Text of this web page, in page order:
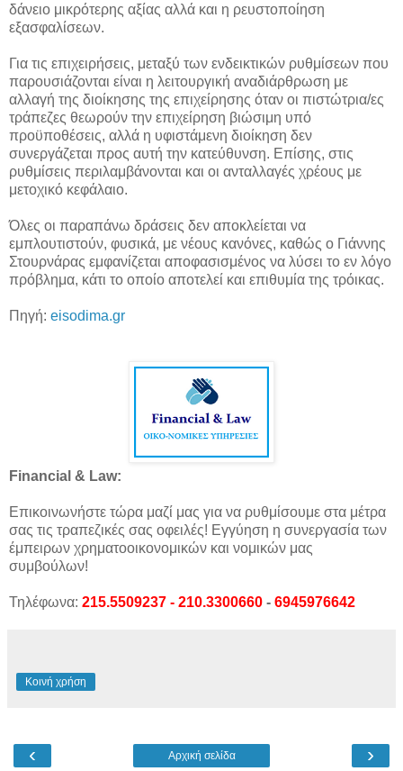
δάνειο μικρότερης αξίας αλλά και η ρευστοποίηση
εξασφαλίσεων.
Για τις επιχειρήσεις, μεταξύ των ενδεικτικών ρυθμίσεων που
παρουσιάζονται είναι η λειτουργική αναδιάρθρωση με
αλλαγή της διοίκησης της επιχείρησης όταν οι πιστώτρια/ες
τράπεζες θεωρούν την επιχείρηση βιώσιμη υπό
προϋποθέσεις, αλλά η υφιστάμενη διοίκηση δεν
συνεργάζεται προς αυτή την κατεύθυνση. Επίσης, στις
ρυθμίσεις περιλαμβάνονται και οι ανταλλαγές χρέους με
μετοχικό κεφάλαιο.
Όλες οι παραπάνω δράσεις δεν αποκλείεται να
εμπλουτιστούν, φυσικά, με νέους κανόνες, καθώς ο Γιάννης
Στουρνάρας εμφανίζεται αποφασισμένος να λύσει το εν λόγο
πρόβλημα, κάτι το οποίο αποτελεί και επιθυμία της τρόικας.
Πηγή: eisodima.gr
Financial & Law:
Επικοινωνήστε τώρα μαζί μας για να ρυθμίσουμε στα μέτρα
σας τις τραπεζικές σας οφειλές! Εγγύηση η συνεργασία των
έμπειρων χρηματοοικονομικών και νομικών μας
συμβούλων!
Τηλέφωνα: 215.5509237 - 210.3300660 - 6945976642
Κοινή χρήση
‹ ›
Αρχική σελίδα